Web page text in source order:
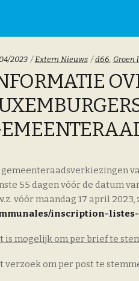
2023 Categoriën:
Extern Nieuws Tags:
d66 Groen
gemeenteraadsverkiezingen
55 dagen vóór de datum
vóór maandag 17 april 2023,
inscription-
is mogelijk om per brief te
verzoek om per post te